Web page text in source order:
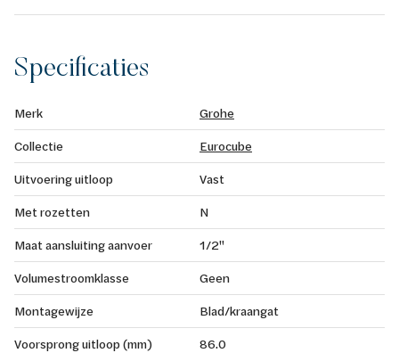
Specificaties
Merk
Grohe
Collectie
Eurocube
Uitvoering uitloop
Vast
Met rozetten
N
Maat aansluiting aanvoer
1/2"
Volumestroomklasse
Geen
Montagewijze
Blad/kraangat
Voorsprong uitloop (mm)
86.0